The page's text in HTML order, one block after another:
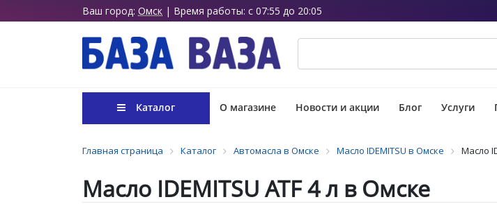
Ваш город: Омск | Время работы: с 07:55 до 20:05
Каталог О магазине Новости и акции Блог Услуги
Главная страница Каталог Автомасла в Омске Масло IDEMITSU в Омске Масло
Масло IDEMITSU ATF 4 л в Омске